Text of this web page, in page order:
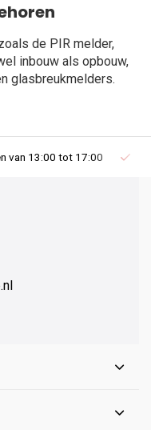
de PIR melder,
inbouw als opbouw,
glasbreukmelders.
van 13:00 tot 17:00